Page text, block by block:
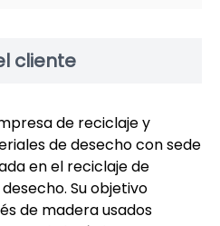
cliente
de reciclaje y
de desecho con sede
en el reciclaje de
Su objetivo
de madera usados